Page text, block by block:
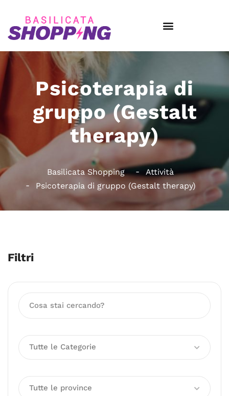
Psicoterapia di
gruppo (Gestalt
therapy)
Basilicata Shopping
Attività
Psicoterapia di gruppo (Gestalt therapy)
Filtri
Tutte le Categorie
Tutte le province